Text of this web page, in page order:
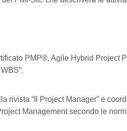
PMP®, Agile Hybrid Project
rivista “Il Project Manager” e
Management secondo le